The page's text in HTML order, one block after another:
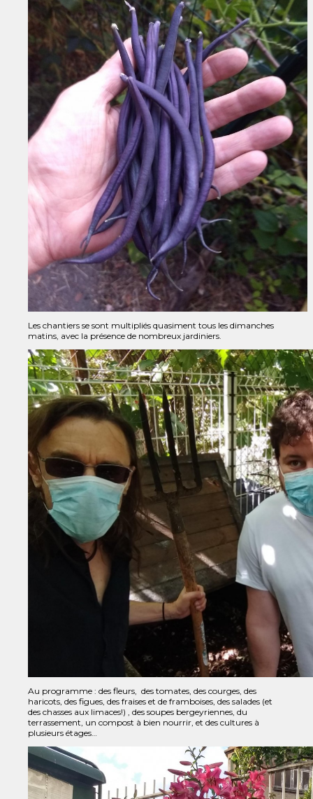
Les chantiers se sont multipliés quasiment tous les dimanches
matins, avec la présence de nombreux jardiniers.
Au programme : des fleurs, des tomates, des courges, des
haricots, des figues, des fraises et de framboises, des salades (et
des chasses aux limaces!) , des soupes bergeyriennes, du
terrassement, un compost à bien nourrir, et des cultures à
plusieurs étages…